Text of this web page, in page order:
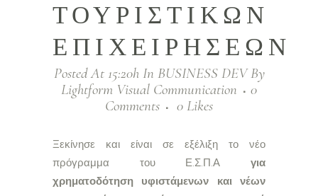
ΤΟΥΡΙΣΤΙΚΩΝ
ΕΠΙΧΕΙΡΗΣΕΩΝ
Posted At 15:20hIn BUSINESS DEV By
Lightform Visual Communication
0
Comments
0 Likes
Ξεκίνησε και είναι σε εξέλιξη το νέο
πρόγραμμα του Ε.Σ.Π.Α για
χρηματοδότηση υφιστάμενων και νέων